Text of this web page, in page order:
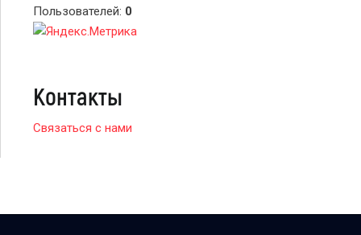
Пользователей: 0
Контакты
Связаться с нами